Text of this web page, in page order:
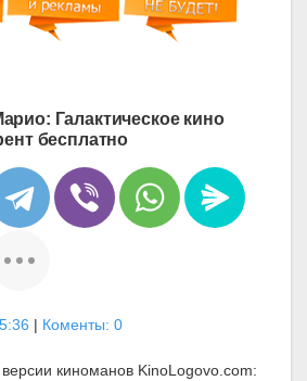
Галактическое кино
бесплатно
| Коменты: 0
киноманов KinoLogovo.com: